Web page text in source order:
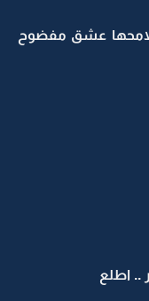
عشق مفضوح
.. اطلع